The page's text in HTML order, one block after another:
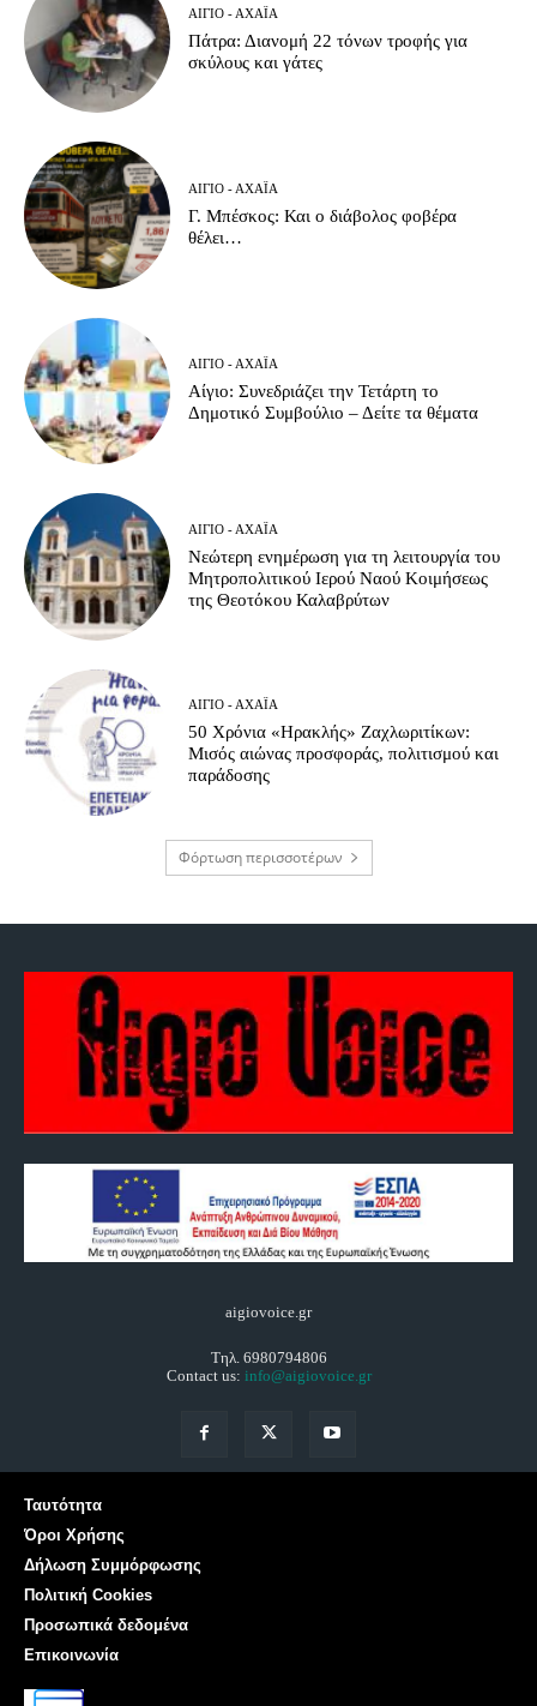
ΑΊΓΙΟ - ΑΧΑΪ́Α
Πάτρα: Διανομή 22 τόνων τροφής για
σκύλους και γάτες
ΑΊΓΙΟ - ΑΧΑΪ́Α
Γ. Μπέσκος: Και ο διάβολος φοβέρα
θέλει…
ΑΊΓΙΟ - ΑΧΑΪ́Α
Αίγιο: Συνεδριάζει την Τετάρτη το
Δημοτικό Συμβούλιο – Δείτε τα θέματα
ΑΊΓΙΟ - ΑΧΑΪ́Α
Νεώτερη ενημέρωση για τη λειτουργία του
Μητροπολιτικού Ιερού Ναού Κοιμήσεως
της Θεοτόκου Καλαβρύτων
ΑΊΓΙΟ - ΑΧΑΪ́Α
50 Χρόνια «Ηρακλής» Ζαχλωριτίκων:
Μισός αιώνας προσφοράς, πολιτισμού και
παράδοσης
Φόρτωση περισσοτέρων
aigiovoice.gr
Τηλ. 6980794806
Contact us: info@aigiovoice.gr
Ταυτότητα
Όροι Χρήσης
Δήλωση Συμμόρφωσης
Πολιτική Cookies
Προσωπικά δεδομένα
Επικοινωνία